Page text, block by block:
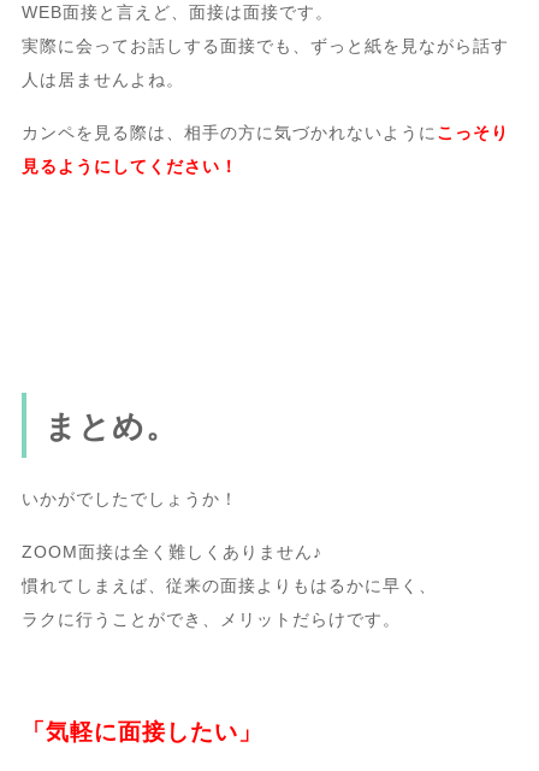
WEB面接と言えど、面接は面接です。
実際に会ってお話しする面接でも、ずっと紙を見ながら話す
人は居ませんよね。
カンペを見る際は、相手の方に気づかれないように こっそり
見るようにしてください！
まとめ。
いかがでしたでしょうか！
ZOOM面接は全く難しくありません♪
慣れてしまえば、従来の面接よりもはるかに早く、
ラクに行うことができ、メリットだらけです。
「気軽に面接したい」